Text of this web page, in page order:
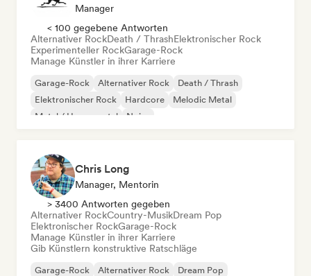
Manager
< 100 gegebene Antworten
Alternativer RockDeath / ThrashElektronischer Rock
Experimenteller RockGarage-Rock
Manage Künstler in ihrer Karriere
Garage-Rock Alternativer Rock
Death / Thrash
Elektronischer Rock
Hardcore
Melodic Metal
Metal / Heavy metal
Noise
Chris Long
Manager, Mentorin
> 3400 Antworten gegeben
Alternativer RockCountry-MusikDream Pop
Elektronischer RockGarage-Rock
Manage Künstler in ihrer Karriere
Gib Künstlern konstruktive Ratschläge
Garage-Rock Alternativer Rock
Dream Pop